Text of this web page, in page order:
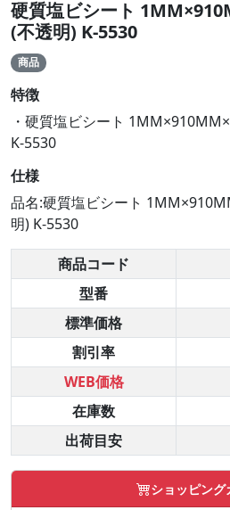
硬質塩ビシート
(不透明) K-5530
商品
特徴
・硬質塩ビシート
K-5530
仕様
品名:硬質塩ビシート
明) K-5530
商品コード
型番
標準価格
割引率
WEB価格
在庫数
出荷目安
ショッピング